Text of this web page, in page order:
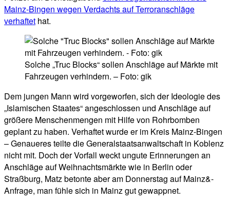
Mainz-Bingen wegen Verdachts auf Terroranschläge
verhaftet hat.
Solche „Truc Blocks“ sollen Anschläge auf Märkte mit
Fahrzeugen verhindern. – Foto: gik
Dem jungen Mann wird vorgeworfen, sich der Ideologie des
„Islamischen Staates“ angeschlossen und Anschläge auf
größere Menschenmengen mit Hilfe von Rohrbomben
geplant zu haben. Verhaftet wurde er im Kreis Mainz-Bingen
– Genaueres teilte die Generalstaatsanwaltschaft in Koblenz
nicht mit. Doch der Vorfall weckt ungute Erinnerungen an
Anschläge auf Weihnachtsmärkte wie in Berlin oder
Straßburg, Matz betonte aber am Donnerstag auf Mainz&-
Anfrage, man fühle sich in Mainz gut gewappnet.